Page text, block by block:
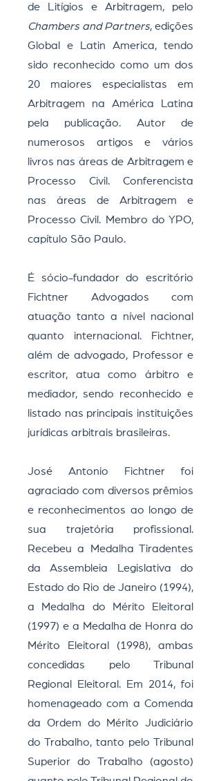
de Litígios e Arbitragem, pelo
Chambers and Partners, edições
Global e Latin America, tendo
sido reconhecido como um dos
20 maiores especialistas em
Arbitragem na América Latina
pela publicação. Autor de
numerosos artigos e vários
livros nas áreas de Arbitragem e
Processo Civil. Conferencista
nas áreas de Arbitragem e
Processo Civil. Membro do YPO,
capítulo São Paulo.
É sócio-fundador do escritório
Fichtner Advogados com
atuação tanto a nível nacional
quanto internacional. Fichtner,
além de advogado, Professor e
escritor, atua como árbitro e
mediador, sendo reconhecido e
listado nas principais instituições
jurídicas arbitrais brasileiras.
José Antonio Fichtner foi
agraciado com diversos prêmios
e reconhecimentos ao longo de
sua trajetória profissional.
Recebeu a Medalha Tiradentes
da Assembleia Legislativa do
Estado do Rio de Janeiro (1994),
a Medalha do Mérito Eleitoral
(1997) e a Medalha de Honra do
Mérito Eleitoral (1998), ambas
concedidas pelo Tribunal
Regional Eleitoral. Em 2014, foi
homenageado com a Comenda
da Ordem do Mérito Judiciário
do Trabalho, tanto pelo Tribunal
Superior do Trabalho (agosto)